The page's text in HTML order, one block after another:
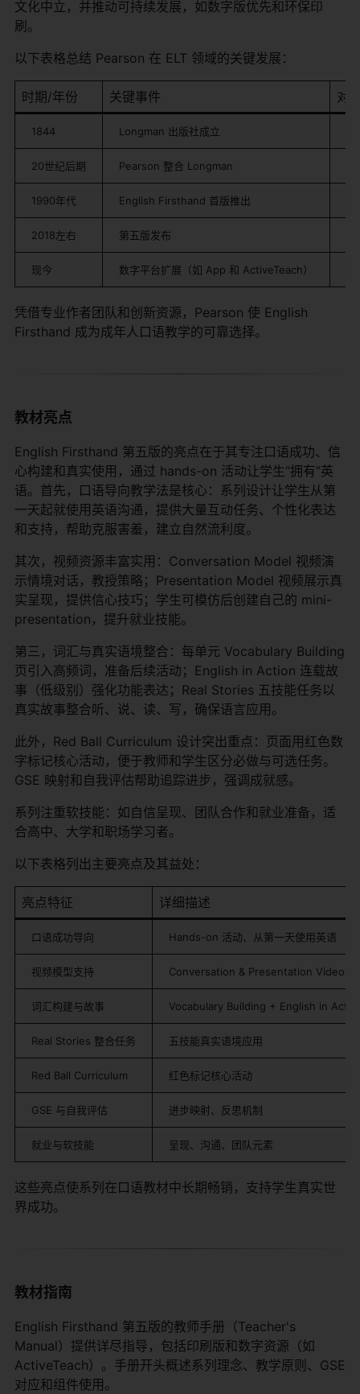
文化中立，并推动可持续发展，如数字版优先和环保印
刷。
以下表格总结 Pearson 在 ELT 领域的关键发展：
时期/年份 关键事件 对
1844 Longman 出版社成立
20世纪后期 Pearson 整合 Longman
1990年代 English Firsthand 首版推出
2018左右 第五版发布
现今 数字平台扩展（如 App 和 ActiveTeach）
凭借专业作者团队和创新资源，Pearson 使 English
Firsthand 成为成年人口语教学的可靠选择。
教材亮点
English Firsthand 第五版的亮点在于其专注口语成功、信
心构建和真实使用，通过 hands-on 活动让学生“拥有”英
语。首先，口语导向教学法是核心：系列设计让学生从第
一天起就使用英语沟通，提供大量互动任务、个性化表达
和支持，帮助克服害羞，建立自然流利度。
其次，视频资源丰富实用：Conversation Model 视频演
示情境对话，教授策略；Presentation Model 视频展示真
实呈现，提供信心技巧；学生可模仿后创建自己的 mini-
presentation，提升就业技能。
第三，词汇与真实语境整合：每单元 Vocabulary Building
页引入高频词，准备后续活动；English in Action 连载故
事（低级别）强化功能表达；Real Stories 五技能任务以
真实故事整合听、说、读、写，确保语言应用。
此外，Red Ball Curriculum 设计突出重点：页面用红色数
字标记核心活动，便于教师和学生区分必做与可选任务。
GSE 映射和自我评估帮助追踪进步，强调成就感。
系列注重软技能：如自信呈现、团队合作和就业准备，适
合高中、大学和职场学习者。
以下表格列出主要亮点及其益处：
亮点特征 详细描述
口语成功导向 Hands-on 活动、从第一天使用英语
视频模型支持 Conversation & Presentation Videos
词汇构建与故事 Vocabulary Building + English in
Real Stories 整合任务 五技能真实语境应用
Red Ball Curriculum 红色标记核心活动
GSE 与自我评估 进步映射、反思机制
就业与软技能 呈现、沟通、团队元素
这些亮点使系列在口语教材中长期畅销，支持学生真实世
界成功。
教材指南
English Firsthand 第五版的教师手册（Teacher's
Manual）提供详尽指导，包括印刷版和数字资源（如
ActiveTeach）。手册开头概述系列理念、教学原则、GSE
对应和组件使用。